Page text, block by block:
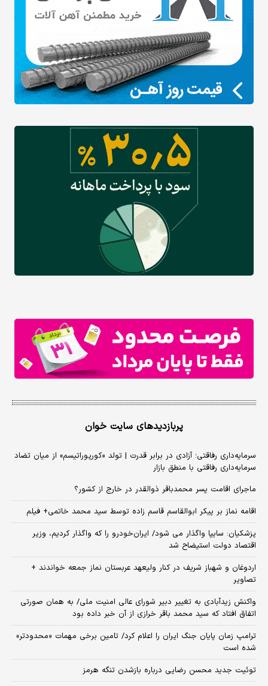
پربازدیدهای سایت خوان
سرمایه‌داری رفاقتی؛ آزادی در برابر قدرت | تولد «کورپوراتیسم» از میان تضاد
سرمایه‌داری رفاقتی با منطق بازار
ماجرای اقامت پسر محمدباقر ذوالقدر در خارج از کشور؟
اقامه نماز بر پیکر ابوالقاسم قاسم زاده توسط سید محمد خاتمی+ فیلم
پزشکیان: سایپا واگذار می شود/ ایران‌خودرو را که واگذار کردیم، وزیر
اقتصاد دولت استیضاح شد
اردوغان و شهباز شریف در کنار ولیعهد عربستان نماز جمعه خواندند +
تصاویر
واکنش زیدآبادی به تغییر دبیر شورای عالی امنیت ملی/ به همان صورتی
اتفاق افتاد که سید محمد باقر خرازی از آن خبر داده بود
ترامپ زمان پایان جنگ ایران را اعلام کرد/ تامین برخی مهمات «محدودتر»
شده است
توئیت جدید محسن رضایی درباره بازشدن تنگه هرمز